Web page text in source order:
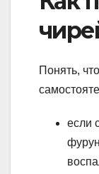
Понять,
если